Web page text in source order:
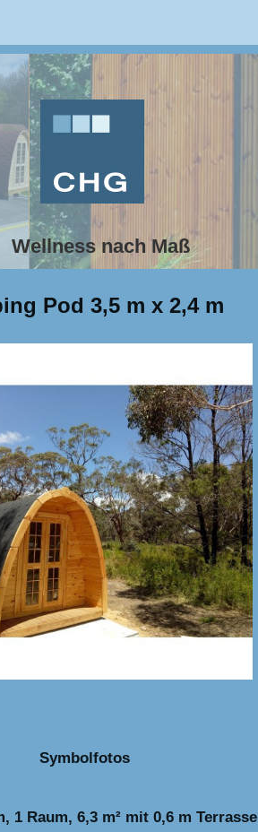
Wellness nach Maß
Pod 3,5 m x 2,4 m
Symbolfotos
1 Raum, 6,3 m² mit 0,6 m Terrasse